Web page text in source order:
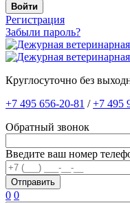
Войти
Регистрация
Забыли пароль?
Круглосуточно без
+7 495 656-20-81 /+7 495
Обратный звонок
Введите ваш номер
0 0